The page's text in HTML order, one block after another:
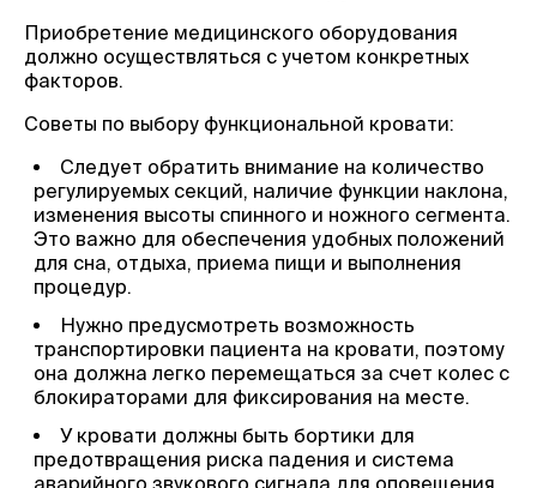
Приобретение медицинского оборудования
должно осуществляться с учетом конкретных
факторов.
Советы по выбору функциональной кровати:
Следует обратить внимание на количество
регулируемых секций, наличие функции наклона,
изменения высоты спинного и ножного сегмента.
Это важно для обеспечения удобных положений
для сна, отдыха, приема пищи и выполнения
процедур.
Нужно предусмотреть возможность
транспортировки пациента на кровати, поэтому
она должна легко перемещаться за счет колес с
блокираторами для фиксирования на месте.
У кровати должны быть бортики для
предотвращения риска падения и система
аварийного звукового сигнала для оповещения